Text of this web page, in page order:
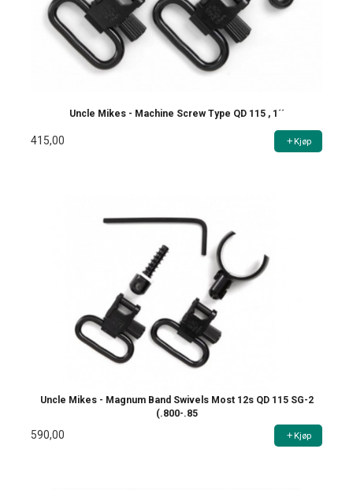
Uncle Mikes - Machine Screw Type QD 115 , 1´´
415,00 Kjøp
Uncle Mikes - Magnum Band Swivels Most 12s QD 115 SG-2
(.800-.85
590,00 Kjøp